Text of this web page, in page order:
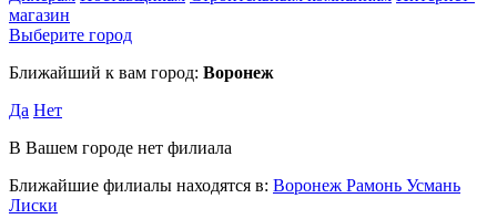
магазин
Выберите город
Ближайший к вам город: Воронеж
Да Нет
В Вашем городе нет филиала
Ближайшие филиалы находятся в: Воронеж Рамонь Усмань
Лиски